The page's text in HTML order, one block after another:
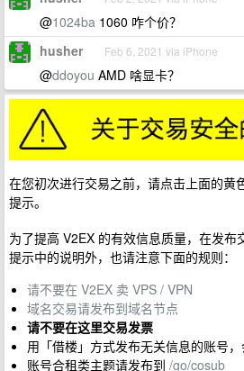
@1024ba 1060 咋个价？
husher Feb 6, 2021 via iPhone
@ddoyou AMD 啥显卡？
在您初次进行交易之前，请点击上面的黄
提示。
为了提高 V2EX 的有效信息质量，在发布
提示中的说明外，也请注意下面的规则：
请不要在 V2EX 卖 VPS / VPN
域名交易请发布到域名节点
请不要在这里交易发票
用「借楼」方式发布无关信息的账号
账号合租类主题请发布到 /go/cosub